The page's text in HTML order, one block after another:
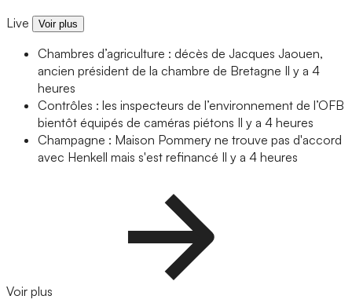
Live Voir plus
Chambres d’agriculture : décès de Jacques Jaouen,
ancien président de la chambre de Bretagne Il y a 4
heures
Contrôles : les inspecteurs de l’environnement de l’OFB
bientôt équipés de caméras piétons Il y a 4 heures
Champagne : Maison Pommery ne trouve pas d'accord
avec Henkell mais s'est refinancé Il y a 4 heures
Voir plus